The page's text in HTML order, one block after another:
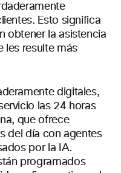
Esto significa
obtener la asistencia
les resulte más
digitales,
las 24 horas
que ofrece
del día con agentes
por la IA.
programados